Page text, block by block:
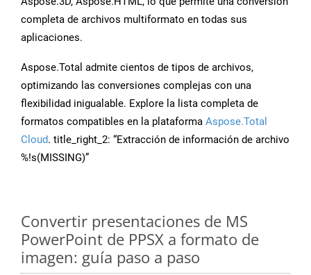
completa de archivos multiformato en todas sus
aplicaciones.
Aspose.Total admite cientos de tipos de archivos,
optimizando las conversiones complejas con una
flexibilidad inigualable. Explore la lista completa de
formatos compatibles en la plataforma Aspose.Total
Cloud. title_right_2: “Extracción de información de archivo
%!s(MISSING)”
Convertir presentaciones de MS
PowerPoint de PPSX a formato de
imagen: guía paso a paso